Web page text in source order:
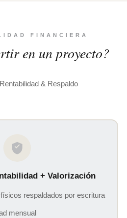
FINANCIERA
en un proyecto?
& Respaldo
+ Valorización
respaldados por escritura
mensual